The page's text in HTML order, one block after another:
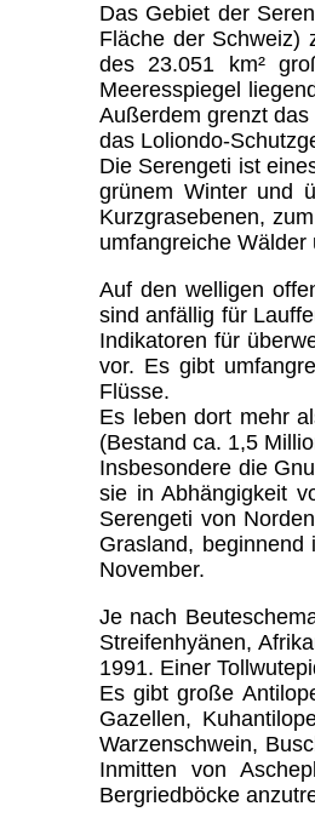
Das Gebiet der
Fläche der Schweiz)
des 23.051 km²
Meeresspiegel
Außerdem grenzt
das Loliondo-
Die Serengeti ist
grünem Winter und
Kurzgrasebenen,
umfangreiche
Auf den welligen
sind anfällig für
Indikatoren für
vor. Es gibt
Flüsse.
Es leben dort mehr
(Bestand ca. 1,5
Insbesondere die
sie in Abhängigkeit
Serengeti von
Grasland,
November.
Je nach
Streifenhyänen,
1991. Einer
Es gibt große
Gazellen,
Warzenschwein,
Inmitten von
Bergriedböcke